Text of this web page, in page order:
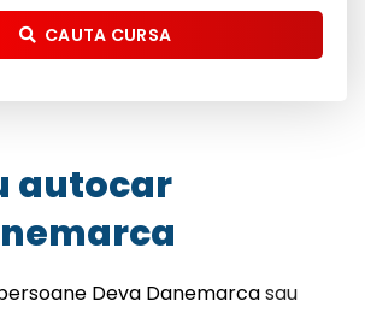
CAUTA CURSA
autocar
Deva Danemarcasau